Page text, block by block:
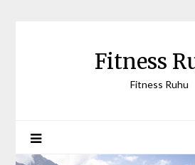
Fitness
Fitness Ruhu